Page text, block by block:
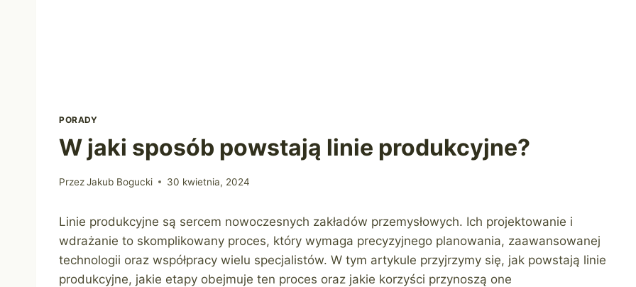
PORADY
W jaki sposób powstają linie produkcyjne?
PrzezJakub Bogucki 30 kwietnia, 2024
Linie produkcyjne są sercem nowoczesnych zakładów przemysłowych. Ich projektowanie i
wdrażanie to skomplikowany proces, który wymaga precyzyjnego planowania, zaawansowanej
technologii oraz współpracy wielu specjalistów. W tym artykule przyjrzymy się, jak powstają linie
produkcyjne, jakie etapy obejmuje ten proces oraz jakie korzyści przynoszą one